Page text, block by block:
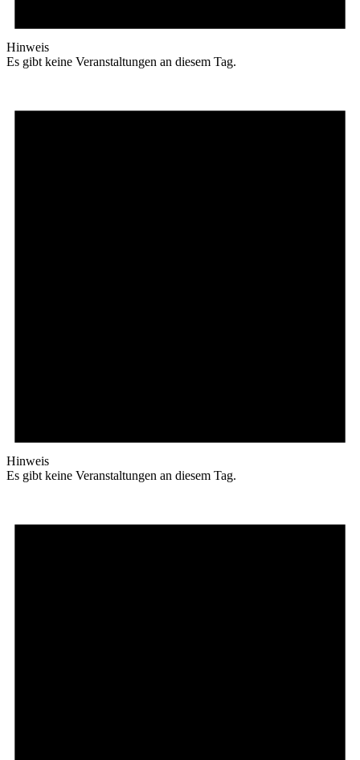
Hinweis
Es gibt keine Veranstaltungen an diesem Tag.
Hinweis
Es gibt keine Veranstaltungen an diesem Tag.